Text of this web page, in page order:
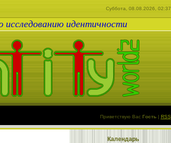
Суббота, 08.08.2026, 02:37
исследованию идентичности
Приветствую Вас Гость| RSS
Календарь